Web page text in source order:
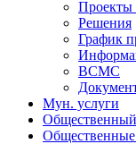
Проекты
Решения
График
ВСМС
Мун. услуги
Общественный